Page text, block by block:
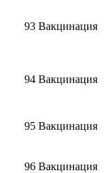
93 Вакцинация
94 Вакцинация
95 Вакцинация
96 Вакцинация